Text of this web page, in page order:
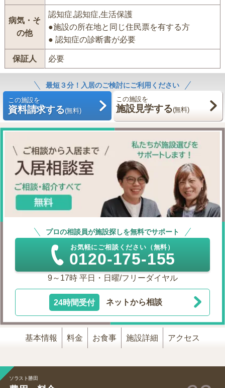
病気・そ
の他
認知症,認知症,生活保護
●施設の所在地と同じ住民票を有する方
● 認知症の診断書が必要
保証人 必要
最短３分！入居のご検討にご利用ください
この施設を
資料請求する(無料)
この施設を
施設見学する(無料)
プロの相談員が施設探しを無料でサポート
お気軽にご相談ください（無料）
0120-175-155
9～17時 平日・日曜/フリーダイヤル
24時間受付 ネットから相談
基本情報 料金 お食事 施設詳細 アクセス
ソラスト勝田